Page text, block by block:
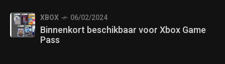
XBOX 06/02/2024
Binnenkort beschikbaar voor Xbox Game
Pass